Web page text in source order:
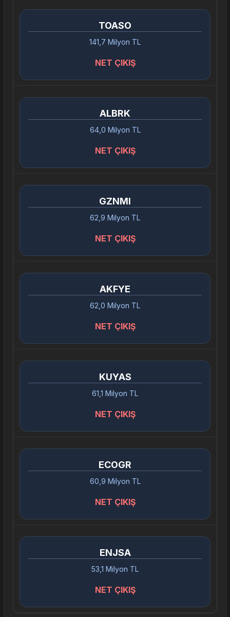
TOASO
141,7 Milyon TL
NET ÇIKIŞ
ALBRK
64,0 Milyon TL
NET ÇIKIŞ
GZNMI
62,9 Milyon TL
NET ÇIKIŞ
AKFYE
62,0 Milyon TL
NET ÇIKIŞ
KUYAS
61,1 Milyon TL
NET ÇIKIŞ
ECOGR
60,9 Milyon TL
NET ÇIKIŞ
ENJSA
53,1 Milyon TL
NET ÇIKIŞ